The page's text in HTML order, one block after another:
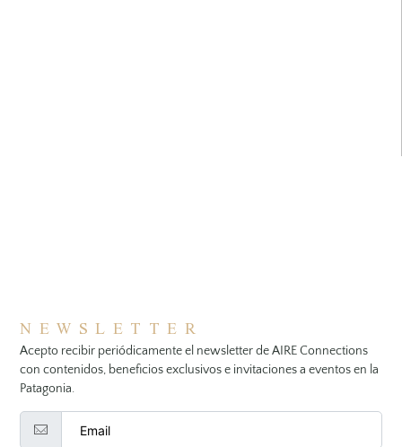
NEWSLETTER
Acepto recibir periódicamente el newsletter de AIRE Connections
con contenidos, beneficios exclusivos e invitaciones a eventos en la
Patagonia.